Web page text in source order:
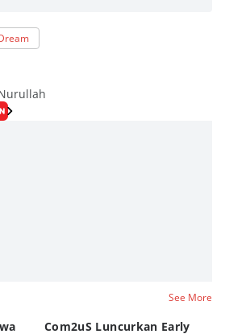
See More
Com2uS Luncurkan Early